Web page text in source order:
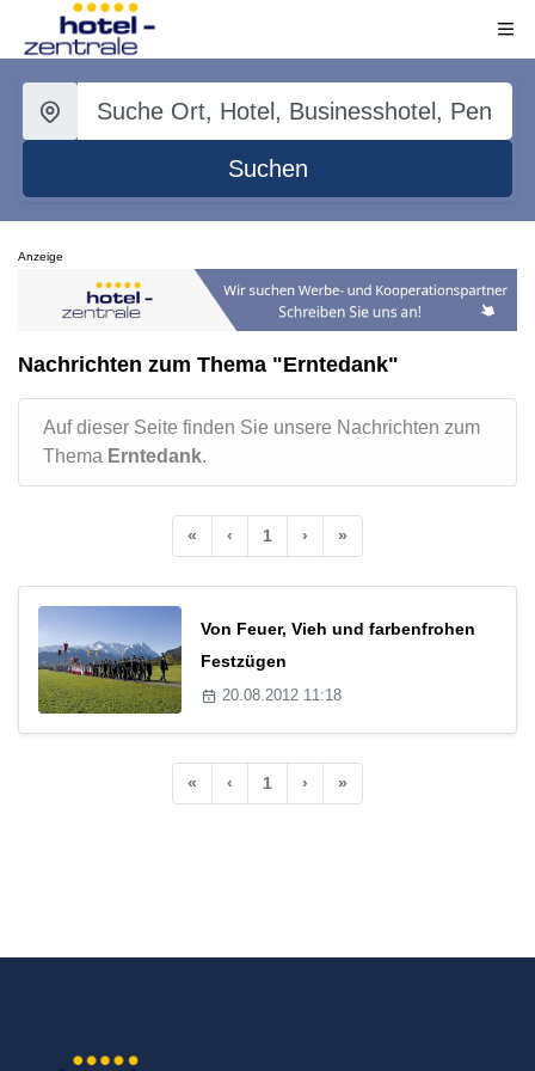
Suchen
Anzeige
Nachrichten zum Thema "Erntedank"
Auf dieser Seite finden Sie unsere Nachrichten zum
Thema Erntedank.
« ‹ 1 › »
Von Feuer, Vieh und farbenfrohen
Festzügen
20.08.2012 11:18
« ‹ 1 › »